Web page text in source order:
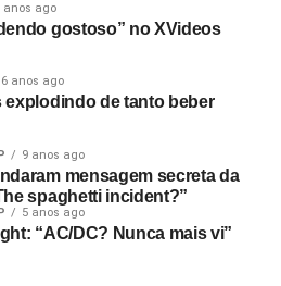
anos ago
gostoso” no XVideos
6 anos ago
explodindo de tanto beber
9 anos ago
mensagem secreta da
spaghetti incident?”
5 anos ago
“AC/DC? Nunca mais vi”